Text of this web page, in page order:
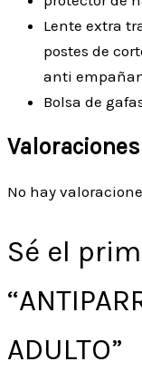
Lente extra
postes de
anti
Bolsa de
Valoraciones
No hay
Sé el
ADULTO”